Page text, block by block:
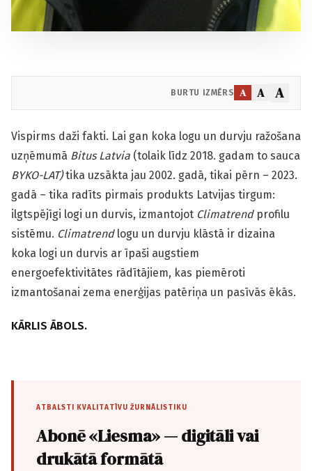
BURTU IZMĒRS A A A
Vispirms daži fakti. Lai gan koka logu un durvju ražošana
uzņēmumā Bitus Latvia (tolaik līdz 2018. gadam to sauca
BYKO-LAT)tika uzsākta jau 2002. gadā, tikai pērn – 2023.
gadā – tika radīts pirmais produkts Latvijas tirgum:
ilgtspējīgi logi un durvis, izmantojot Climatrendprofilu
sistēmu. Climatrendlogu un durvju klāstā ir dizaina
koka logi un durvis ar īpaši augstiem
energoefektivitātes rādītājiem, kas piemēroti
izmantošanai zema enerģijas patēriņa un pasīvās ēkās.
KĀRLIS ĀBOLS.
ATBALSTI KVALITATĪVU ŽURNĀLISTIKU
Abonē «Liesma» — digitāli vai
drukātā formātā